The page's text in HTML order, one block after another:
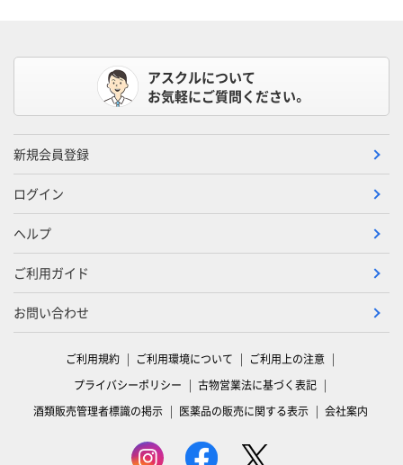
アスクルについて
お気軽にご質問ください。
新規会員登録
ログイン
ヘルプ
ご利用ガイド
お問い合わせ
ご利用規約 ご利用環境について
ご利用上の注意
プライバシーポリシー
古物営業法に基づく表記
酒類販売管理者標識の掲示
医薬品の販売に関する表示 会社案内